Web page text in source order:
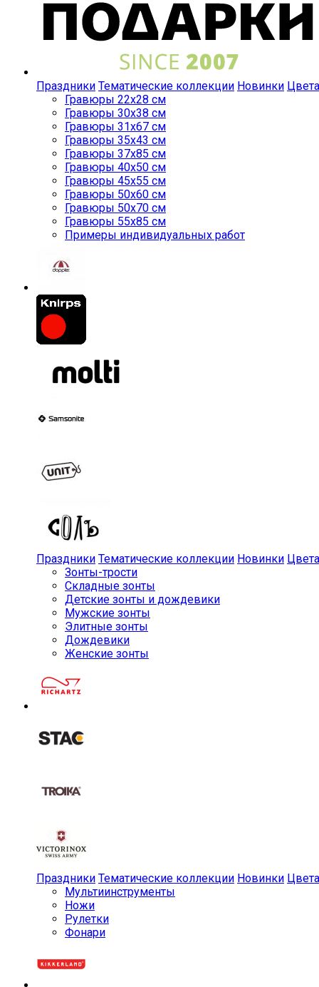
Праздники Тематические коллекции Новинки Цвета
Гравюры 22x28 см
Гравюры 30x38 см
Гравюры 31x67 см
Гравюры 35x43 см
Гравюры 37x85 см
Гравюры 40x50 см
Гравюры 45x55 см
Гравюры 50x60 см
Гравюры 50x70 см
Гравюры 55x85 см
Примеры индивидуальных работ
Праздники Тематические коллекции Новинки Цвета
Зонты-трости
Складные зонты
Детские зонты и дождевики
Мужские зонты
Элитные зонты
Дождевики
Женские зонты
Праздники Тематические коллекции Новинки Цвета
Мульти­инструменты
Ножи
Рулетки
Фонари